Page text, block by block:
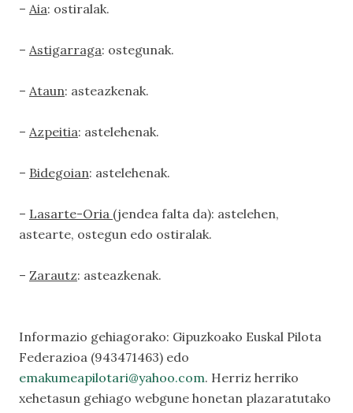
– Aia: ostiralak.
– Astigarraga: ostegunak.
– Ataun: asteazkenak.
– Azpeitia: astelehenak.
– Bidegoian: astelehenak.
– Lasarte-Oria (jendea falta da): astelehen,
astearte, ostegun edo ostiralak.
– Zarautz: asteazkenak.
Informazio gehiagorako: Gipuzkoako Euskal Pilota
Federazioa (943471463) edo
emakumeapilotari@yahoo.com. Herriz herriko
xehetasun gehiago webgune honetan plazaratutako